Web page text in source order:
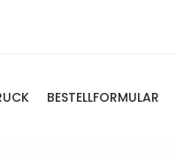
BESTELLFORMULAR